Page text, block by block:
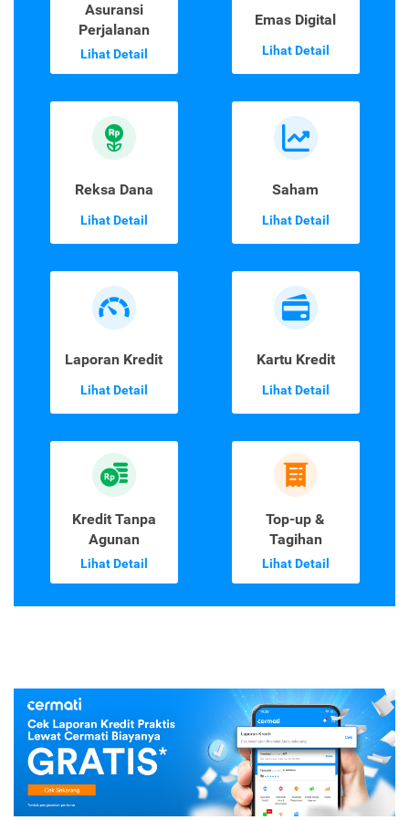
Asuransi
Perjalanan
Lihat Detail
Emas Digital
Lihat Detail
Reksa Dana
Lihat Detail
Saham
Lihat Detail
Laporan Kredit
Lihat Detail
Kartu Kredit
Lihat Detail
Kredit Tanpa
Agunan
Lihat Detail
Top-up &
Tagihan
Lihat Detail